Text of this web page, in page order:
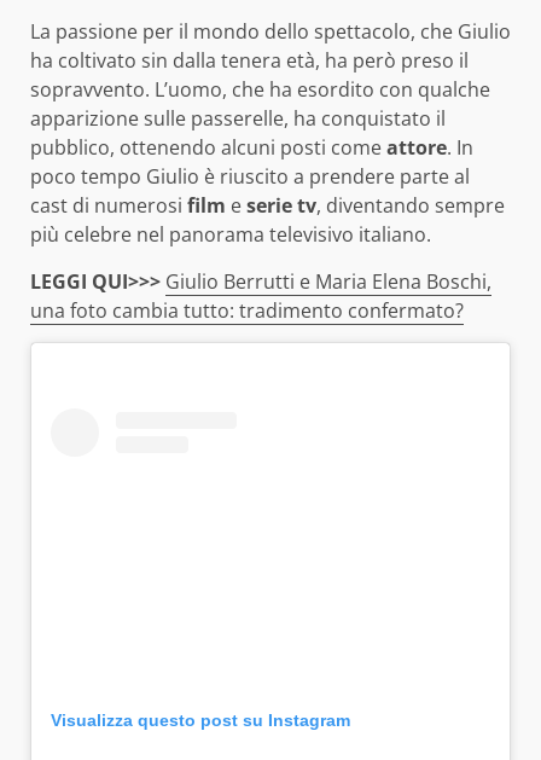
La passione per il mondo dello spettacolo, che Giulio
ha coltivato sin dalla tenera età, ha però preso il
sopravvento. L’uomo, che ha esordito con qualche
apparizione sulle passerelle, ha conquistato il
pubblico, ottenendo alcuni posti comeattore. In
poco tempo Giulio è riuscito a prendere parte al
cast di numerosi film eserie tv, diventando sempre
più celebre nel panorama televisivo italiano.
LEGGI QUI>>> Giulio Berrutti e Maria Elena Boschi,
una foto cambia tutto: tradimento confermato?
Visualizza questo post su Instagram